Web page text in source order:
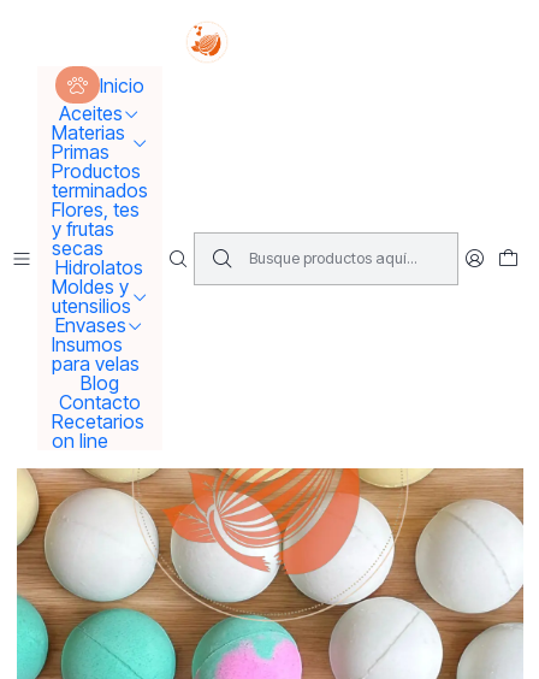
Inicio
Aceites
Materias
Primas
Productos
terminados
Flores, tes
y frutas
secas
Hidrolatos
Moldes y
utensilios
Envases
Insumos
para velas
Blog
Contacto
Recetarios
on line
Tus sueños se concretan aquí !!!
Inicio Productos terminados